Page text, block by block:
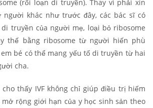
(rối loạn di truyền). Thay vì phải xin
khác như trước đây, các bác sĩ có
truyền của người mẹ, loại bỏ ribosome
thế bằng ribosome từ người hiến phù
bé có thể mang yếu tố di truyền từ hai
cha.
thấy IVF không chỉ giúp điều trị hiếm
rộng giới hạn của y học sinh sản theo